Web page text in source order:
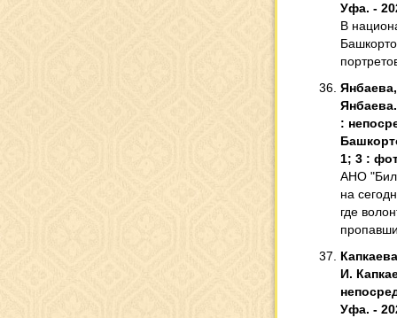
Уфа. -
В
:
1; 3 :
АНО
на
где
И.
Уфа. -